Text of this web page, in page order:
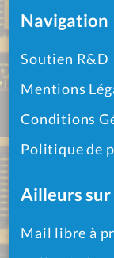
Navigation
Soutien R&D
Mentions
Conditions
Politique de
Ailleurs
Mail libre à